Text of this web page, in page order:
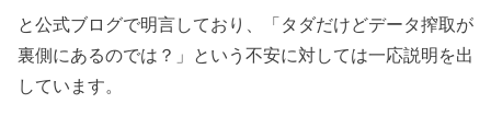
と公式ブログで明言しており、「タダだけどデータ搾取が
裏側にあるのでは？」という不安に対しては一応説明を出
しています。